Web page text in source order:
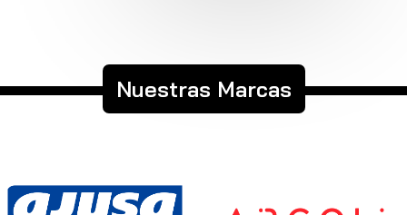
Nuestras Marcas